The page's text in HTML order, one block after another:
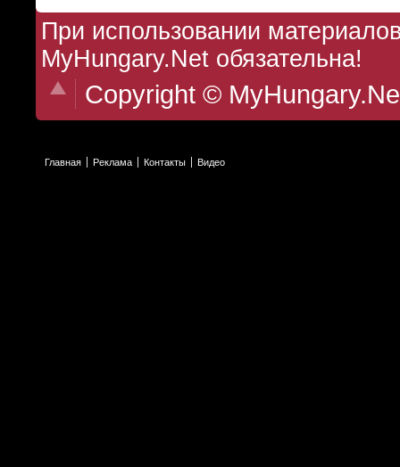
При использовании
MyHungary.Net обязательна!
Copyright ©
Главная Реклама Контакты Видео